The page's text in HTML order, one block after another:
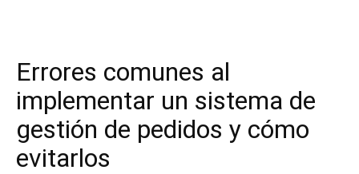
Errores comunes al
implementar un sistema de
gestión de pedidos y cómo
evitarlos